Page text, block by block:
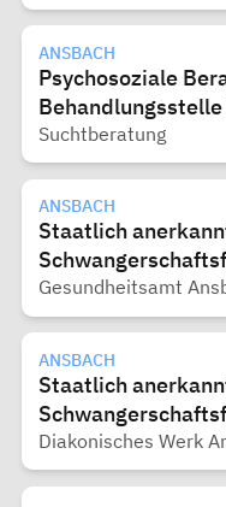
ANSBACH
Psychosoziale
Suchtberatung
ANSBACH
Staatlich
Gesundheitsamt
ANSBACH
Staatlich
Diakonisches Werk